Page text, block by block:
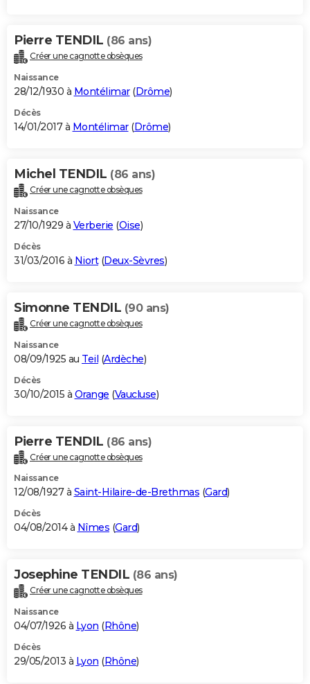
Pierre TENDIL (86 ans)
Créer une cagnotte obsèques
Naissance
28/12/1930 à Montélimar(Drôme)
Décès
14/01/2017 à Montélimar(Drôme)
Michel TENDIL (86 ans)
Créer une cagnotte obsèques
Naissance
27/10/1929 à Verberie (Oise)
Décès
31/03/2016 à Niort(Deux-Sèvres)
Simonne TENDIL (90 ans)
Créer une cagnotte obsèques
Naissance
08/09/1925 au Teil (Ardèche)
Décès
30/10/2015 à Orange (Vaucluse)
Pierre TENDIL (86 ans)
Créer une cagnotte obsèques
Naissance
12/08/1927 à Saint-Hilaire-de-Brethmas (Gard)
Décès
04/08/2014 à Nîmes (Gard)
Josephine TENDIL (86 ans)
Créer une cagnotte obsèques
Naissance
04/07/1926 à Lyon (Rhône)
Décès
29/05/2013 à Lyon (Rhône)